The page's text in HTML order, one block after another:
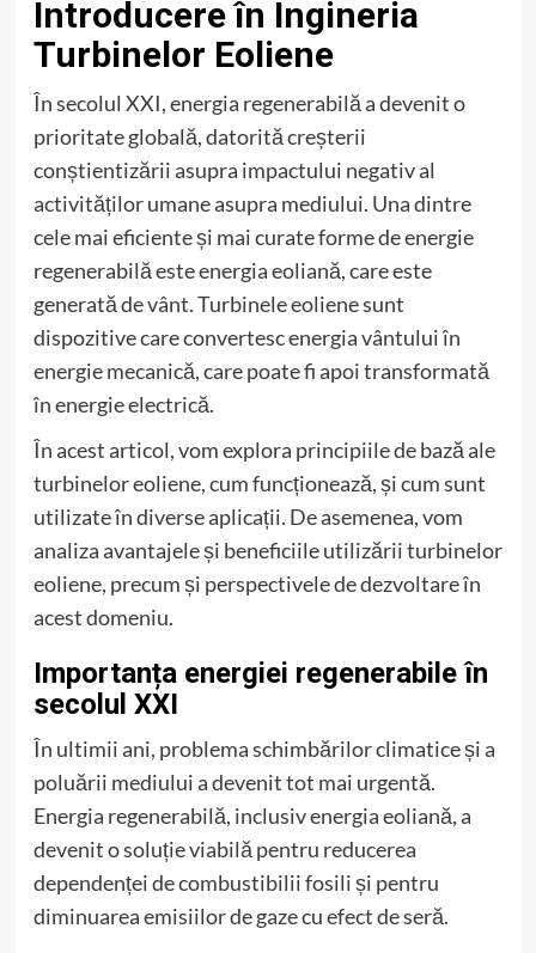
Introducere în Ingineria
Turbinelor Eoliene
În secolul XXI, energia regenerabilă a devenit o
prioritate globală, datorită creșterii
conștientizării asupra impactului negativ al
activităților umane asupra mediului. Una dintre
cele mai eficiente și mai curate forme de energie
regenerabilă este energia eoliană, care este
generată de vânt. Turbinele eoliene sunt
dispozitive care convertesc energia vântului în
energie mecanică, care poate fi apoi transformată
în energie electrică.
În acest articol, vom explora principiile de bază ale
turbinelor eoliene, cum funcționează, și cum sunt
utilizate în diverse aplicații. De asemenea, vom
analiza avantajele și beneficiile utilizării turbinelor
eoliene, precum și perspectivele de dezvoltare în
acest domeniu.
Importanța energiei regenerabile în
secolul XXI
În ultimii ani, problema schimbărilor climatice și a
poluării mediului a devenit tot mai urgentă.
Energia regenerabilă, inclusiv energia eoliană, a
devenit o soluție viabilă pentru reducerea
dependenței de combustibilii fosili și pentru
diminuarea emisiilor de gaze cu efect de seră.